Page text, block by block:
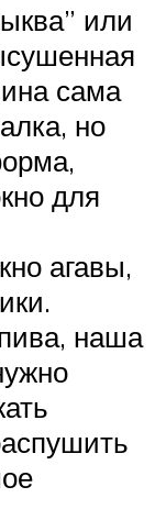
или
сама
но
для
агавы,
наша